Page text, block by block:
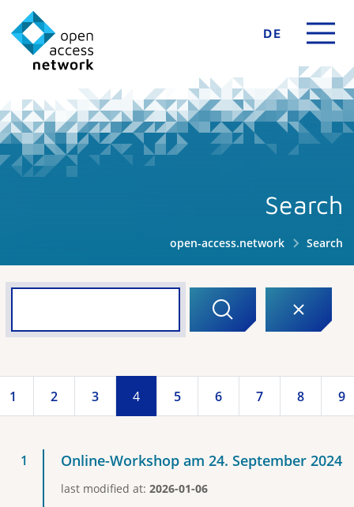
DE
Search
open-access.network Search
1 2 3 4 5 6 7 8 9
Online-Workshop am 24. September 2024
last modified at: 2026-01-06